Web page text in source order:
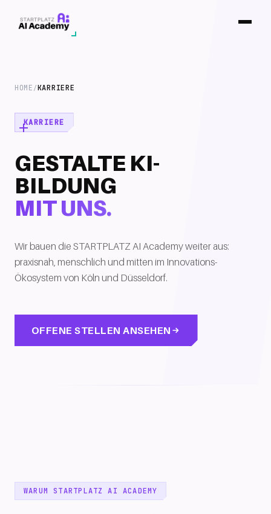
HOME /KARRIERE
KARRIERE
GESTALTE KI-
BILDUNG
MIT UNS.
Wir bauen die STARTPLATZ AI Academy weiter aus:
praxisnah, menschlich und mitten im Innovations-
Ökosystem von Köln und Düsseldorf.
OFFENE STELLEN ANSEHEN
WARUM STARTPLATZ AI ACADEMY